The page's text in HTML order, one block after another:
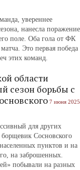
увереннее
нанесла поражение
поле. Оба гола от ФК
Это первая победа
этих команд.
области
сезон борьбы с
7 июня 2025
для других
Сосновского
пунктов и на
на заброшенных.
побывали на разных